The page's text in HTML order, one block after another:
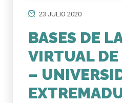
23 JULIO 2020
BASES DE
VIRTUAL
–